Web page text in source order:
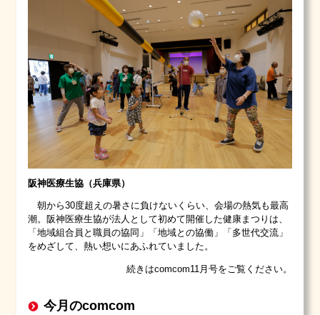
阪神医療生協（兵庫県）
朝から30度超えの暑さに負けないくらい、会場の熱気も最高
潮。阪神医療生協が法人として初めて開催した健康まつりは、
「地域組合員と職員の協同」「地域との協働」「多世代交流」
をめざして、熱い想いにあふれていました。
続きはcomcom11月号をご覧ください。
今月のcomcom